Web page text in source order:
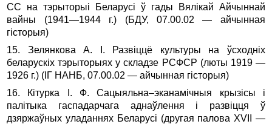
СС на тэрыторыі Беларусі ў гады Вялікай Айчыннай
вайны (1941—1944 г.) (БДУ, 07.00.02 — айчынная
гісторыя)
15. Зелянкова А. І. Развіццё культуры на ўсходніх
беларускіх тэрыторыях у складзе РСФСР (люты 1919 —
1926 г.) (ІГ НАНБ, 07.00.02 — айчынная гісторыя)
16. Кітурка І. Ф. Сацыяльна–эканамічныя крызісы і
палітыка гаспадарчага аднаўлення і развіцця ў
дзяржаўных уладаннях Беларусі (другая палова ХVII —